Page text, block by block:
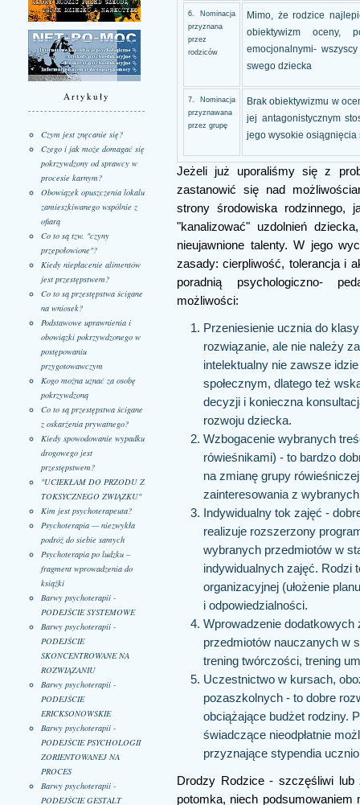
Artykuły
Czym jest znęcanie się?
Czego i jak może domagać się
pokrzywdzony od sprawcy w
procesie karnym?
Obowiązek opuszczenia lokalu
zamieszkiwanego wspólnie z
ofiarą
Co to są tzw. "czyny
przepołowione"?
Kiedy niepłacenie alimentów
jest przestępstwem?
Co to są przestępstwa ścigane
na wniosek?
Podstawowe uprawnienia i
obowiązki pokrzywdzonego w
postępowaniu
przygotowawczym
Kogo można uznać za osobę
pokrzywdzoną
Co to są przestępstwa ścigane
z oskarżenia prywatnego?
Kiedy spowodowanie wypadku
drogowego jest
przestępstwem?
"UCIEKŁAM DO PRZODU Z
TOKSYCZNEGO ZWIĄZKU"
Kim jest psychoterapeuta?
Psychoterapia — niezwykła
podróż do siebie samych
Psychoterapia po ludzku –
fragment wprowadzenia do
książki
Barwy psychoterapii -
PODEJŚCIE SYSTEMOWE
Barwy psychoterapii -
PODEJŚCIE
SKONCENTROWANE NA
ROZWIĄZANIU
Barwy psychoterapii -
PODEJŚCIE
ERICKSONOWSKIE
Barwy psychoterapii -
PODEJŚCIE PSYCHOLOGII
ZORIENTOWANEJ NA
PROCES
Barwy psychoterapii -
PODEJŚCIE GESTALT
6. Nominacja
przyznana
przez
rodziców
Mimo, że rodzice
obiektywizm oceny,
emocjonalnymi-
swego dziecka
7. Nominacja
przyznawana
przez grupę
Brak obiektywizmu w
jej antagonistycznym
jego wysokie osiągnięcia
Jeżeli już uporaliśmy się z
zastanowić się nad
strony środowiska rodzinnego,
"kanalizować" uzdolnień
nieujawnione talenty. W jego
zasady: cierpliwość, tolerancja i
poradnią psychologiczno-
możliwości:
Przeniesienie ucznia do
rozwiązanie, ale nie należy
intelektualny nie zawsze
społecznym, dlatego też
decyzji i konieczna
rozwoju dziecka.
Wzbogacenie wybranych
rówieśnikami) - to bardzo
na zmianę grupy
zainteresowania z
Indywidualny tok zajęć -
realizuje rozszerzony
wybranych przedmiotów w
indywidualnych zajęć. Rodzi
organizacyjnej (ułożenie
i odpowiedzialności.
Wprowadzenie
przedmiotów nauczanych w
trening twórczości, trening
Uczestnictwo w kursach,
pozaszkolnych - to dobre
obciążające budżet rodziny.
świadczące nieodpłatnie
przyznające stypendia
Drodzy Rodzice - szczęśliwi lub
potomka, niech podsumowaniem